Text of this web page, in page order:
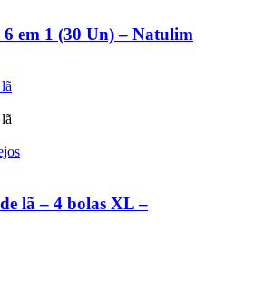
em 1 (30 Un) – Natulim
lã – 4 bolas XL –